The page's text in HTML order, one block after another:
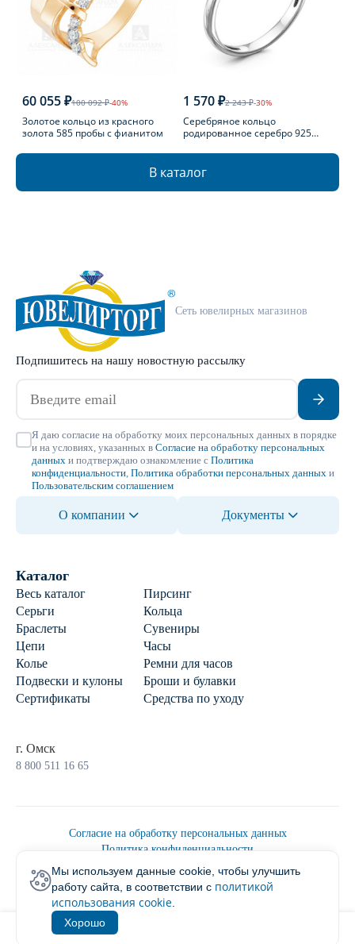
60 055 ₽100 092 ₽-40%
Золотое кольцо из красного
золота 585 пробы с фианитом
1 570 ₽2 243 ₽-30%
Серебряное кольцо
родированное серебро 925
В каталог
1
Сеть ювелирных магазинов
Подпишитесь на нашу новостную рассылку
Я даю согласие на обработку моих персональных данных в порядке
и на условиях, указанных в Согласие на обработку персональных
данных и подтверждаю ознакомление с Политика
конфиденциальности Политика обработки персональных данных и
Пользовательским соглашением
О компании Документы
Каталог
Весь каталог
Пирсинг
Серьги
Кольца
Браслеты
Сувениры
Цепи
Часы
Колье
Ремни для часов
Подвески и кулоны
Броши и булавки
Сертификаты
Средства по уходу
г. Омск
8 800 511 16 65
Согласие на обработку персональных данных
Политика конфиденциальности
Политика обработки персональных данных
Пользовательским соглашением
2026 © Ювелирторг
Мы используем данные cookie, чтобы улучшить
работу сайта, в соответствии с политикой
использования cookie
Хорошо